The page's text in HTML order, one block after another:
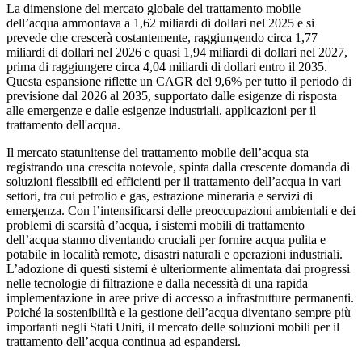
La dimensione del mercato globale del trattamento mobile
dell’acqua ammontava a 1,62 miliardi di dollari nel 2025 e si
prevede che crescerà costantemente, raggiungendo circa 1,77
miliardi di dollari nel 2026 e quasi 1,94 miliardi di dollari nel 2027,
prima di raggiungere circa 4,04 miliardi di dollari entro il 2035.
Questa espansione riflette un CAGR del 9,6% per tutto il periodo di
previsione dal 2026 al 2035, supportato dalle esigenze di risposta
alle emergenze e dalle esigenze industriali. applicazioni per il
trattamento dell'acqua.
Il mercato statunitense del trattamento mobile dell’acqua sta
registrando una crescita notevole, spinta dalla crescente domanda di
soluzioni flessibili ed efficienti per il trattamento dell’acqua in vari
settori, tra cui petrolio e gas, estrazione mineraria e servizi di
emergenza. Con l’intensificarsi delle preoccupazioni ambientali e dei
problemi di scarsità d’acqua, i sistemi mobili di trattamento
dell’acqua stanno diventando cruciali per fornire acqua pulita e
potabile in località remote, disastri naturali e operazioni industriali.
L’adozione di questi sistemi è ulteriormente alimentata dai progressi
nelle tecnologie di filtrazione e dalla necessità di una rapida
implementazione in aree prive di accesso a infrastrutture permanenti.
Poiché la sostenibilità e la gestione dell’acqua diventano sempre più
importanti negli Stati Uniti, il mercato delle soluzioni mobili per il
trattamento dell’acqua continua ad espandersi.